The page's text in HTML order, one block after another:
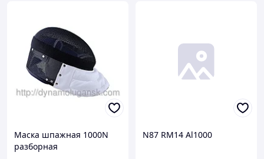
Маска шпажная 1000N
разборная
N87 RM14 Al1000